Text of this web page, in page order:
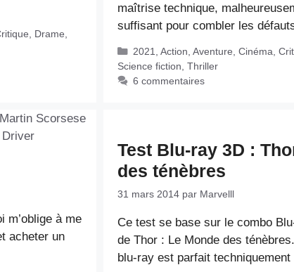
, Drame,
maîtrise technique,
suffisant pour combler les
Catégories
2021, Action, Aventure, Cinéma,
Science fiction, Thriller
6 commentaires
m’oblige à me
acheter un
Test Blu-ray 3D :
des ténèbres
31 mars 2014 par Marvelll
Ce test se base sur le combo
de Thor : Le Monde des
blu-ray est parfait